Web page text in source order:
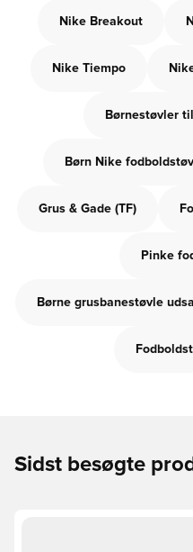
Nike Breakout
Nike Tiempo
Børnestøvler
Børn Nike
Grus & Gade (TF)
Pinke
Børne grusbanestøvle
Sidst besøgte